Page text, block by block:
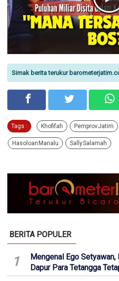
Simak berita terukur
Tags : Khofifah Pemprov Jatim
Hasoloan Manalu Sally Salamah
BERITA POPULER
1
Mengenal Ego
Dapur Para Tetangga